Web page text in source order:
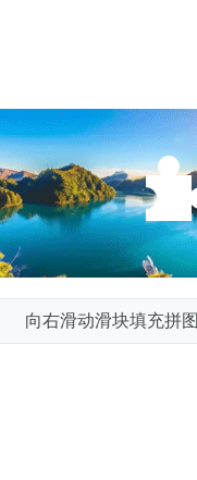
向右滑动滑块填充拼图